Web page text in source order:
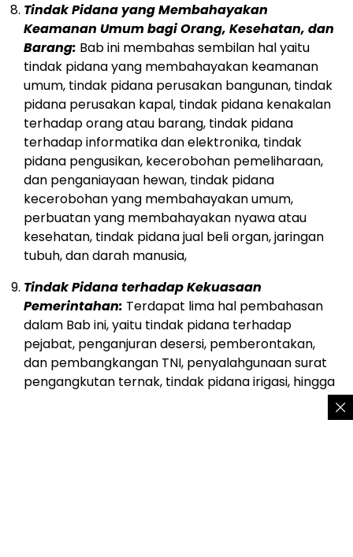
Tindak Pidana yang Membahayakan
Keamanan Umum bagi Orang, Kesehatan, dan
Barang: Bab ini membahas sembilan hal yaitu
tindak pidana yang membahayakan keamanan
umum, tindak pidana perusakan bangunan, tindak
pidana perusakan kapal, tindak pidana kenakalan
terhadap orang atau barang, tindak pidana
terhadap informatika dan elektronika, tindak
pidana pengusikan, kecerobohan pemeliharaan,
dan penganiayaan hewan, tindak pidana
kecerobohan yang membahayakan umum,
perbuatan yang membahayakan nyawa atau
kesehatan, tindak pidana jual beli organ, jaringan
tubuh, dan darah manusia,
Tindak Pidana terhadap Kekuasaan
Pemerintahan: Terdapat lima hal pembahasan
dalam Bab ini, yaitu tindak pidana terhadap
pejabat, penganjuran desersi, pemberontakan,
dan pembangkangan TNI, penyalahgunaan surat
pengangkutan ternak, tindak pidana irigasi, hingga